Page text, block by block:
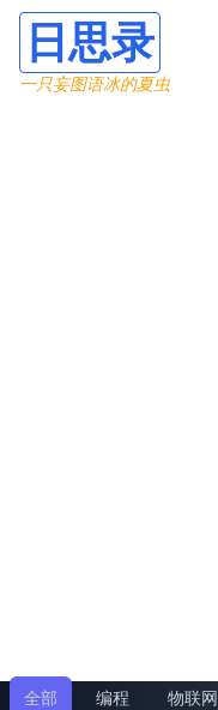
日思录
一只妄图语冰的夏虫
全部 编程 物联网